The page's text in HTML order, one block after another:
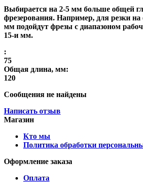
Выбирается на 2-5 мм больше общей
фрезерования. Например, для резки
мм подойдут фрезы с диапазоном
15-и мм.
:
75
Общая длина, мм:
120
Сообщения не найдены
Написать отзыв
Магазин
Кто мы
Политика обработки
Оформление заказа
Оплата